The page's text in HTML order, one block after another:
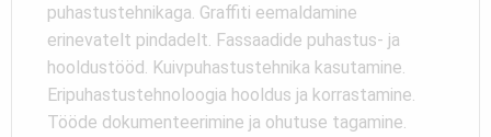
puhastustehnikaga. Graffiti eemaldamine
erinevatelt pindadelt. Fassaadide puhastus- ja
hooldustööd. Kuivpuhastustehnika kasutamine.
Eripuhastustehnoloogia hooldus ja korrastamine.
Tööde dokumenteerimine ja ohutuse tagamine.